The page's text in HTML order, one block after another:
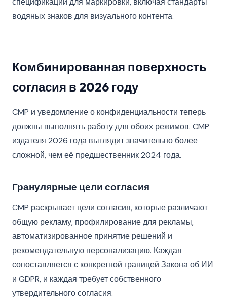
водяных знаков для визуального контента.
Комбинированная поверхность
согласия в 2026 году
CMP и уведомление о конфиденциальности теперь
должны выполнять работу для обоих режимов. CMP
издателя 2026 года выглядит значительно более
сложной, чем её предшественник 2024 года.
Гранулярные цели согласия
CMP раскрывает цели согласия, которые различают
общую рекламу, профилирование для рекламы,
автоматизированное принятие решений и
рекомендательную персонализацию. Каждая
сопоставляется с конкретной границей Закона об ИИ
и GDPR, и каждая требует собственного
утвердительного согласия.